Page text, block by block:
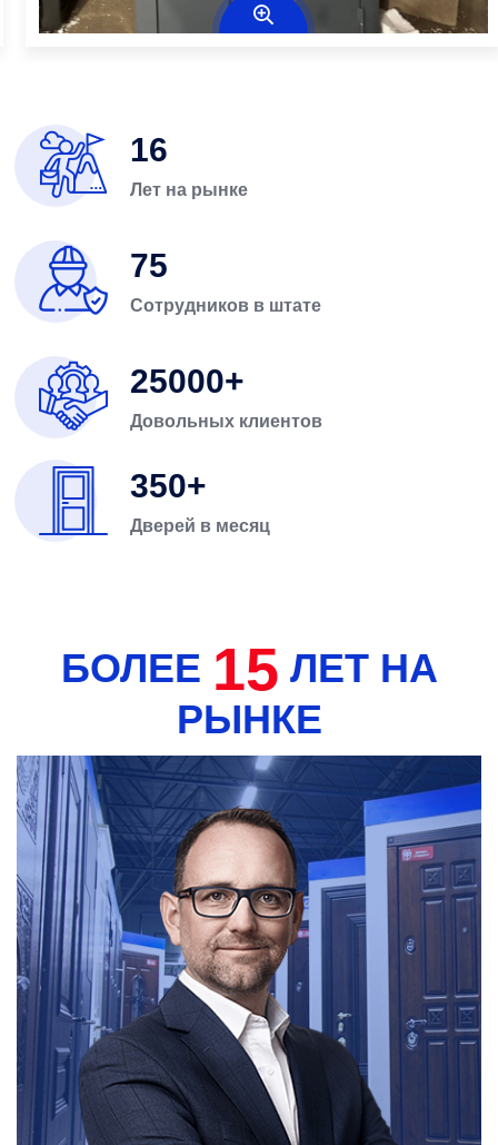
16
Лет на рынке
75
Сотрудников в штате
25000
Довольных клиентов
350
Дверей в месяц
БОЛЕЕ 15 ЛЕТ НА
РЫНКЕ